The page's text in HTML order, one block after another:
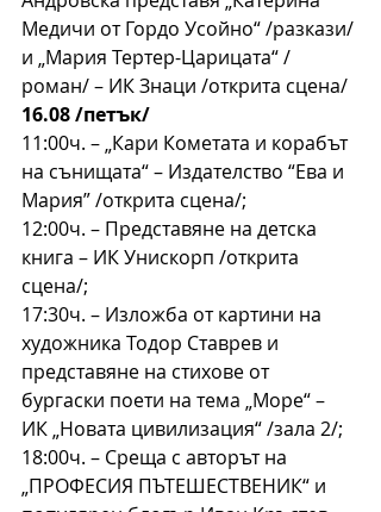
Медичи от Гордо Усойно“ /разкази/
и „Мария Тертер-Царицата“ /
роман/ – ИК Знаци /открита сцена/
16.08 /петък/
11:00ч. – „Кари Кометата и корабът
на сънищата“ – Издателство “Ева и
Мария” /открита сцена/;
12:00ч. – Представяне на детска
книга – ИК Унискорп /открита
сцена/;
17:30ч. – Изложба от картини на
художника Тодор Ставрев и
представяне на стихове от
бургаски поети на тема „Море“ –
ИК „Новата цивилизация“ /зала 2/;
18:00ч. – Среща с авторът на
„ПРОФЕСИЯ ПЪТЕШЕСТВЕНИК“ и